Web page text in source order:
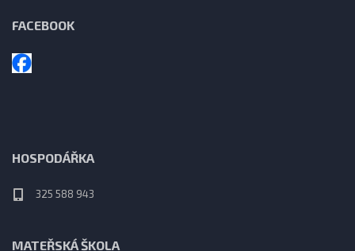
FACEBOOK
HOSPODÁŘKA
325 588 943
MATEŘSKÁ ŠKOLA